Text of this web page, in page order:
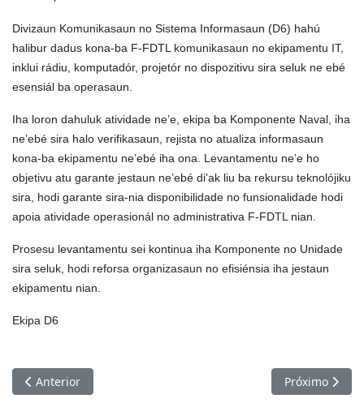
Kuarta, 26 Marso 2025
Divizaun Komunikasaun no Sistema Informasaun (D6) hahú
Iha loron dahuluk atividade ne’e, ekipa ba Komponente Naval, iha
ne’ebé sira halo verifikasaun, rejista no atualiza informasaun
kona-ba ekipamentu ne’ebé iha ona. Levantamentu ne’e ho
Ekipa D6